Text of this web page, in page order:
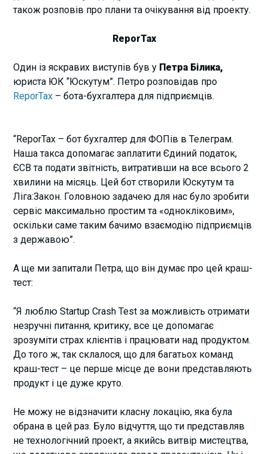
також розповів про плани та очікування від проекту.
ReporTax
Один із яскравих виступів був у Петра Білика,
юриста ЮК “Юскутум”. Петро розповідав про
ReporTax – бота-бухгалтера для підприємців.
“ReporTax – бот бухгалтер для ФОПів в Телеграм.
Наша такса допомагає заплатити Єдиний податок,
ЄСВ та подати звітність, витративши на все всього 2
хвилини на місяць. Цей бот створили Юскутум та
Ліга:Закон. Головною задачею для нас було зробити
сервіс максимально простим та «однокліковим»,
оскільки саме таким бачимо взаємодію підприємців
з державою”.
А ще ми запитали Петра, що він думає про цей краш-
тест:
“Я люблю Startup Crash Test за можливість отримати
незручні питання, критику, все це допомагає
зрозуміти страх клієнтів і працювати над продуктом.
До того ж, так склалося, що для багатьох команд
краш-тест – це перше місце де вони представляють
продукт і це дуже круто.
Не можу не відзначити класну локацію, яка була
обрана в цей раз. Було відчуття, що ти представляв
не технологічний проект, а якийсь витвір мистецтва,